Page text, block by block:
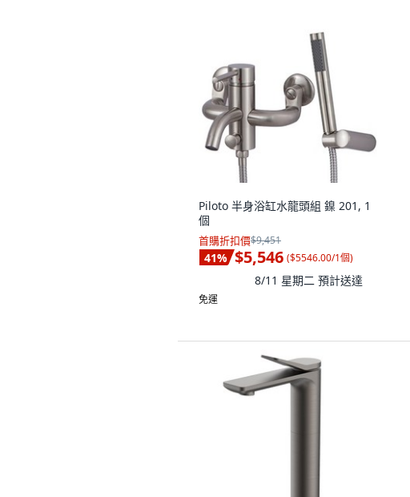
Piloto 半身浴缸水龍頭組 鎳 201, 1
個
首購折扣價$9,451
41% $5,546 ($5546.00/1個)
8/11 星期二 預計送達
免運